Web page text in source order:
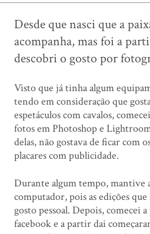
Desde que nasci que a
acompanha, mas foi a
descobri o gosto por
Visto que já tinha algum
tendo em consideração que
espetáculos com cavalos,
fotos em Photoshop e
delas, não gostava de ficar com
placares com publicidade.
Durante algum tempo, mantive
computador, pois as edições
gosto pessoal. Depois, comecei
facebook e a partir dai